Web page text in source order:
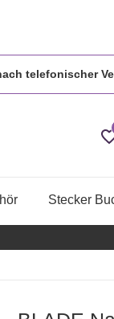
telefonischer
Stecker